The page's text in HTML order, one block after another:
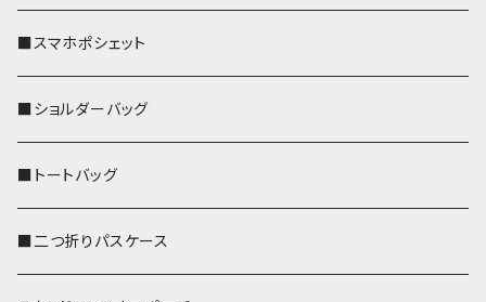
■スマホポシェット
■ショルダーバッグ
■トートバッグ
■二つ折りパスケース